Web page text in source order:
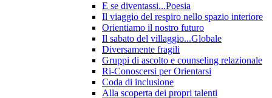
E se diventassi...Poesia
Il viaggio del respiro nello spazio interiore
Orientiamo il nostro futuro
Il sabato del villaggio...Globale
Diversamente fragili
Gruppi di ascolto e counseling relazionale
Ri-Conoscersi per Orientarsi
Coda di inclusione
Alla scoperta dei propri talenti